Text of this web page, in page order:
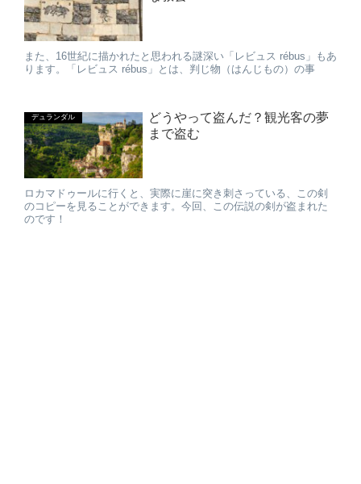
また、16世紀に描かれたと思われる謎深い「レビュス rébus」もあ
ります。「レビュス rébus」とは、判じ物（はんじもの）の事
デュランダル
どうやって盗んだ？観光客の夢
まで盗む
ロカマドゥールに行くと、実際に崖に突き刺さっている、この剣
のコピーを見ることができます。今回、この伝説の剣が盗まれた
のです！